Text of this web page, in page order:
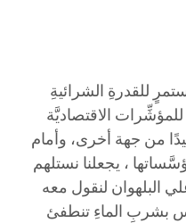
للقدرةِ الشرائيةِ
الاقتصاديَّة
من جهة أخرى، وأمام
، يجعلنا نستلهم
لنقول معه
بشربِ الماءِ تنطفئ